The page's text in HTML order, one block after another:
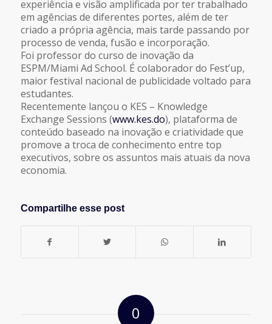
experiência e visão amplificada por ter trabalhado
em agências de diferentes portes, além de ter
criado a própria agência, mais tarde passando por
processo de venda, fusão e incorporação.
Foi professor do curso de inovação da
ESPM/Miami Ad School. É colaborador do Fest’up,
maior festival nacional de publicidade voltado para
estudantes.
Recentemente lançou o KES – Knowledge
Exchange Sessions (www.kes.do), plataforma de
conteúdo baseado na inovação e criatividade que
promove a troca de conhecimento entre top
executivos, sobre os assuntos mais atuais da nova
economia.
Compartilhe esse post
0